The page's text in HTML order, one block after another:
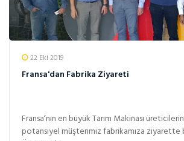
22 Eki 2019
Fransa'dan Fabrika Ziyareti
Fransa’nın en büyük Tarım Makinası
potansiyel müşterimiz fabrikamıza ziyarette